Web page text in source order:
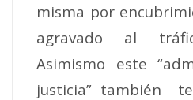
misma por
agravado al
Asimismo este
justicia” también